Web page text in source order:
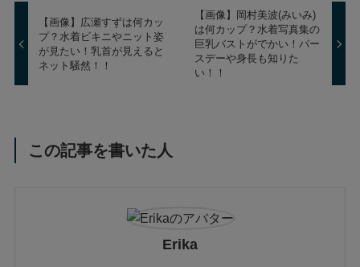
【画像】広瀬すずは何カッ
プ？水着ビキニやニット姿
が見たい！乳首が見えると
ネット騒然！！
【画像】岡村美波(みいみ)
は何カップ？水着写真集の
巨乳バストがでかい！バー
スデーや身長も知りた
い！！
この記事を書いた人
Erika